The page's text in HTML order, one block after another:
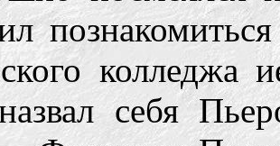
колледжа
себя